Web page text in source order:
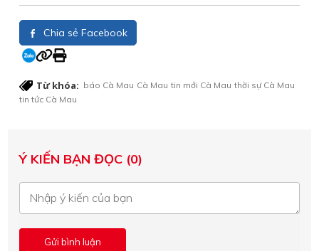
Chia sẻ Facebook
Từ khóa: báo Cà Mau Cà Mau tin mới Cà Mau thời sự Cà Mau
tin tức Cà Mau
Ý KIẾN BẠN ĐỌC (0)